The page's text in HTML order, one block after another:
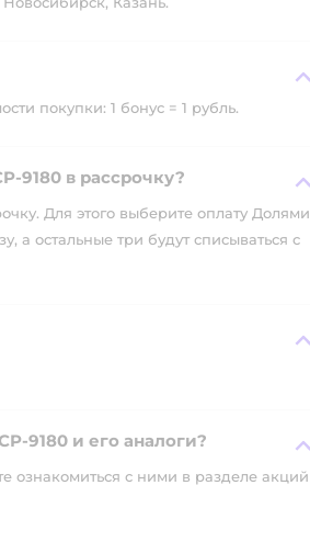
покупки: 1 бонус = 1 рубль.
9180 в рассрочку?
Для этого выберите оплату Долями
а остальные три будут списываться с
9180 и его аналоги?
ознакомиться с ними в разделе акций